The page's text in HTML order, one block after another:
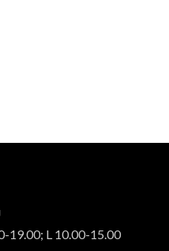
19.00; L 10.00-15.00